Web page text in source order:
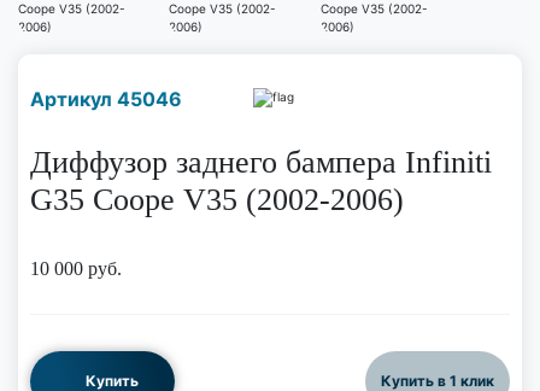
Артикул 45046
Диффузор заднего бампера Infiniti
G35 Coope V35 (2002-2006)
10 000 руб.
Купить Купить в 1 клик